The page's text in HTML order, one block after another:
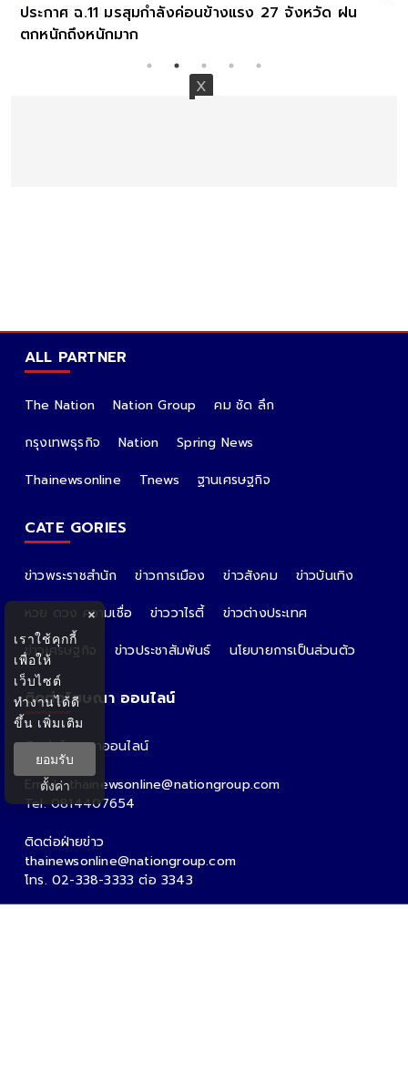
ประกาศ ฉ.11 มรสุมกำลังค่อนข้างแรง 27 จังหวัด ฝน
ตกหนักถึงหนักมาก
ALL PARTNER
The Nation Nation Group
คม ชัด ลึก
กรุงเทพธุรกิจ
Nation
Spring News
Thainewsonline
Tnews ฐานเศรษฐกิจ
CATE GORIES
ข่าวพระราชสำนัก ข่าวการเมือง ข่าวสังคม
ข่าวบันเทิง
หวย ดวง ความเชื่อ
ข่าววาไรตี้
ข่าวต่างประเทศ
ข่าวเศรษฐกิจ
ข่าวประชาสัมพันธ์ นโยบายการเป็นส่วนตัว
ติดต่อโฆษณา ออนไลน์
ติดต่อโฆษณาออนไลน์
คุณอ้อ
Email : thainewsonline@nationgroup.com
Tel: 0814407654
ติดต่อฝ่ายข่าว
thainewsonline@nationgroup.com
โทร. 02-338-3333 ต่อ 3343
×
เราใช้คุกกี้
เพื่อให้
เว็บไซต์
ทำงานได้ดี
ขึ้น เพิ่มเติม
ยอมรับ
ตั้งค่า